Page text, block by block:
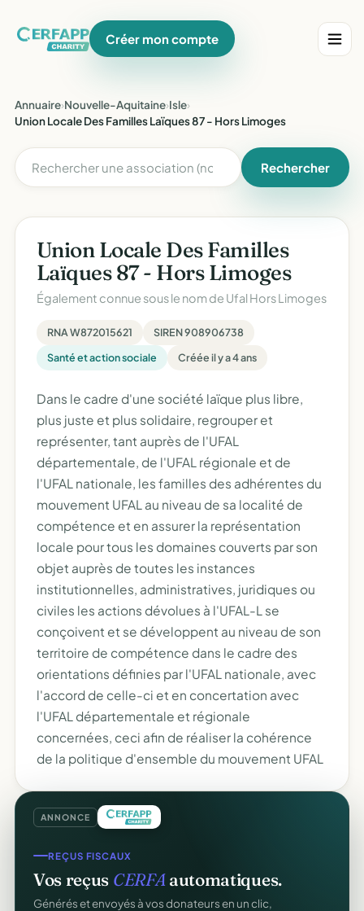
Créer mon compte
Annuaire›Nouvelle-Aquitaine›Isle›
Union Locale Des Familles Laïques 87 - Hors Limoges
Rechercher
Union Locale Des Familles
Laïques 87 - Hors Limoges
Également connue sous le nom de Ufal Hors Limoges
RNA W872015621
SIREN 908906738
Santé et action sociale
Créée il y a 4 ans
Dans le cadre d'une société laïque plus libre,
plus juste et plus solidaire, regrouper et
représenter, tant auprès de l'UFAL
départementale, de l'UFAL régionale et de
l'UFAL nationale, les familles des adhérentes du
mouvement UFAL au niveau de sa localité de
compétence et en assurer la représentation
locale pour tous les domaines couverts par son
objet auprès de toutes les instances
institutionnelles, administratives, juridiques ou
civiles les actions dévolues à l'UFAL-L se
conçoivent et se développent au niveau de son
territoire de compétence dans le cadre des
orientations définies par l'UFAL nationale, avec
l'accord de celle-ci et en concertation avec
l'UFAL départementale et régionale
concernées, ceci afin de réaliser la cohérence
de la politique d'ensemble du mouvement UFAL
ANNONCE
REÇUS FISCAUX
Vos reçus CERFAautomatiques.
Générés et envoyés à vos donateurs en un clic,